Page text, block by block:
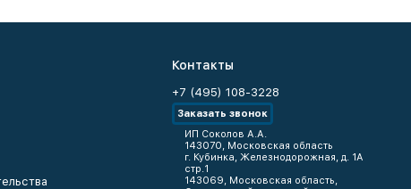
Контакты
+7 (495) 108-3228
Заказать звонок
ИП Соколов А.А.
143070, Московская область
г. Кубинка, Железнодорожная, д. 1А
стр.1
143069, Московская область,